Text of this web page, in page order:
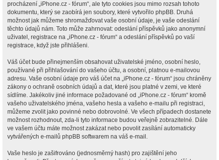
procházení „iPhone.cz - fórum“, ale tyto cookies jsou mimo rozsah tohoto
dokumentu, který se zaobírá jen soubory, které vytvořilo phpBB. Druhá
možnost jak můžeme shromažďovat vaše osobní údaje, je vaše odeslání
těchto údajů nám. Toto může zahrnovat: odeslání příspěvků jako anonymní
uživatel, registrace na „iPhone.cz - fórum“ a odeslání příspěvků po vaší
registrace, když jste přihlášeni.
Váš účet bude přinejmenším obsahovat uživatelské jméno, osobní heslo,
používané při přihlašování do vašeho účtu, a osobní, platnou e-mailovou
adresu. Vaše osobní údaje pro váš účet na „iPhone.cz - fórum“ jsou chráněny
zákony o ochraně osobních údajů a dat, které jsou platné v zemi, ve které
sídlíme. Jakékoliv jiné informace požadované od „iPhone.cz - fórum“ kromě
vašeho uživatelského jména, vašeho hesla a vašeho e-mailu při registraci,
můžeme zvolit jako povinné nebo dobrovolné. Ve všech případech dostanete
možnost rozhodnout, zda-li tyto informace budou veřejně zobrazitelné. Dále
ve vašem účtu máte možnost zakázat nebo povolit zasílání automaticky
vytvářených e-mailů phpBB softwarem na váš e-mail.
Vaše heslo je zašifrováno (jednosměrný hash) pro zajištění jeho